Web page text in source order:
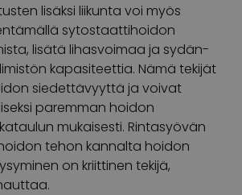
lisäksi liikunta voi myös
sytostaattihoidon
lisätä lihasvoimaa ja sydän-
kapasiteettia. Nämä tekijät
siedettävyyttä ja voivat
paremman hoidon
mukaisesti. Rintasyövän
tehon kannalta hoidon
on kriittinen tekijä,